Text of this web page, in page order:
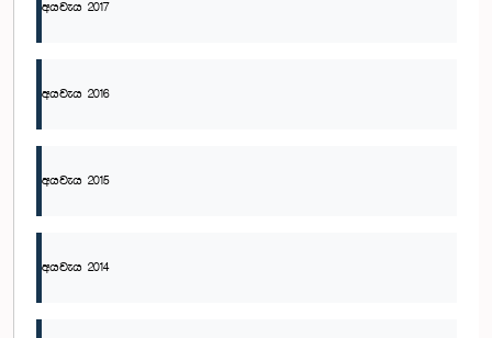
අයවැය 2017
අයවැය 2016
අයවැය 2015
අයවැය 2014